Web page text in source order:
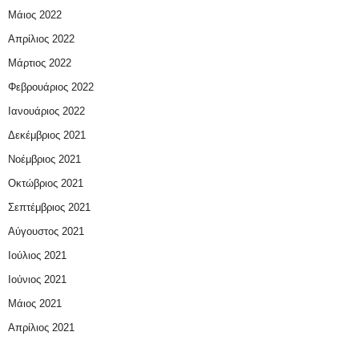
Μάιος 2022
Απρίλιος 2022
Μάρτιος 2022
Φεβρουάριος 2022
Ιανουάριος 2022
Δεκέμβριος 2021
Νοέμβριος 2021
Οκτώβριος 2021
Σεπτέμβριος 2021
Αύγουστος 2021
Ιούλιος 2021
Ιούνιος 2021
Μάιος 2021
Απρίλιος 2021